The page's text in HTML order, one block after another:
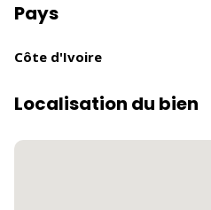
Pays
Côte d'Ivoire
Localisation du bien